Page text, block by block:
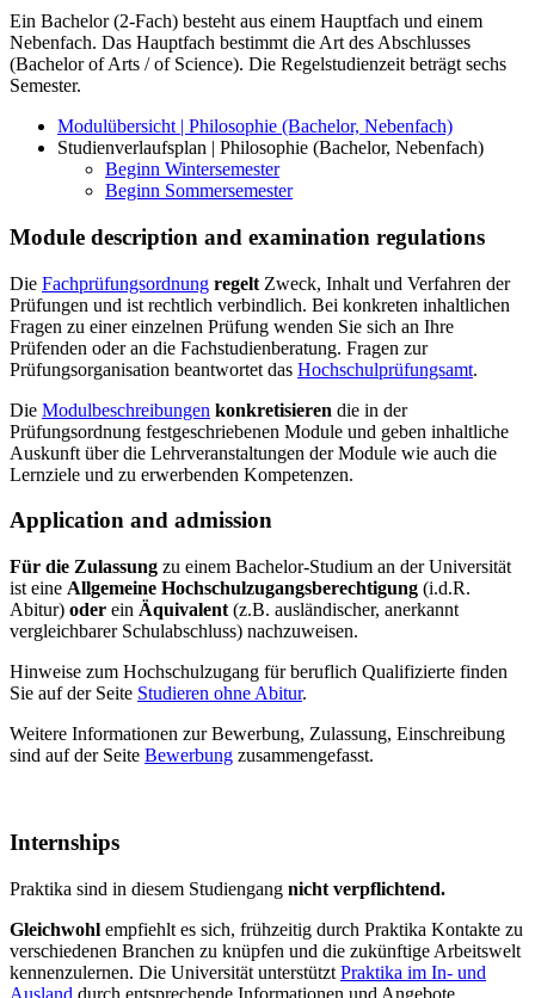
Ein Bachelor (2-Fach) besteht aus einem Hauptfach und einem
Nebenfach. Das Hauptfach bestimmt die Art des Abschlusses
(Bachelor of Arts / of Science). Die Regelstudienzeit beträgt sechs
Semester.
Modulübersicht | Philosophie (Bachelor, Nebenfach)
Studienverlaufsplan | Philosophie (Bachelor, Nebenfach)
Beginn Wintersemester
Beginn Sommersemester
Module description and examination regulations
Die Fachprüfungsordnung regelt Zweck, Inhalt und Verfahren der
Prüfungen und ist rechtlich verbindlich. Bei konkreten inhaltlichen
Fragen zu einer einzelnen Prüfung wenden Sie sich an Ihre
Prüfenden oder an die Fachstudienberatung. Fragen zur
Prüfungsorganisation beantwortet das Hochschulprüfungsamt.
Die Modulbeschreibungen konkretisieren die in der
Prüfungsordnung festgeschriebenen Module und geben inhaltliche
Auskunft über die Lehrveranstaltungen der Module wie auch die
Lernziele und zu erwerbenden Kompetenzen.
Application and admission
Für die Zulassung zu einem Bachelor-Studium an der Universität
ist eine Allgemeine Hochschulzugangsberechtigung (i.d.R.
Abitur) oder ein Äquivalent (z.B. ausländischer, anerkannt
vergleichbarer Schulabschluss) nachzuweisen.
Hinweise zum Hochschulzugang für beruflich Qualifizierte finden
Sie auf der Seite Studieren ohne Abitur.
Weitere Informationen zur Bewerbung, Zulassung, Einschreibung
sind auf der Seite Bewerbung zusammengefasst.
Internships
Praktika sind in diesem Studiengang nicht verpflichtend.
Gleichwohl empfiehlt es sich, frühzeitig durch Praktika Kontakte zu
verschiedenen Branchen zu knüpfen und die zukünftige Arbeitswelt
kennenzulernen. Die Universität unterstützt Praktika im In- und
Ausland durch entsprechende Informationen und Angebote.